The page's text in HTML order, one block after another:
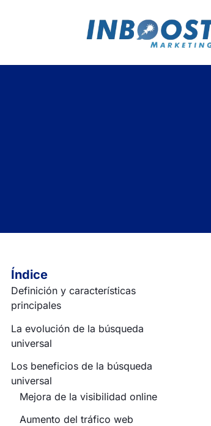
Índice
Definición y características
principales
La evolución de la búsqueda
universal
Los beneficios de la búsqueda
universal
Mejora de la visibilidad online
Aumento del tráfico web